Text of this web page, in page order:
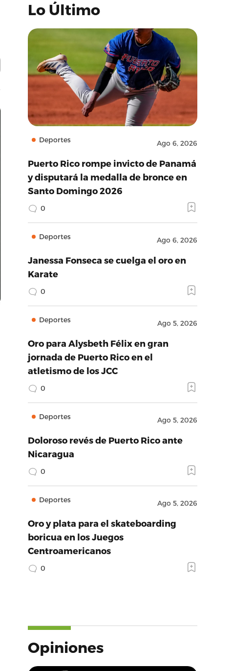
Lo Último
Deportes Ago 6, 2026
Puerto Rico rompe invicto de Panamá
y disputará la medalla de bronce en
Santo Domingo 2026
0
Deportes Ago 6, 2026
Janessa Fonseca se cuelga el oro en
Karate
0
Deportes Ago 5, 2026
Oro para Alysbeth Félix en gran
jornada de Puerto Rico en el
atletismo de los JCC
0
Deportes Ago 5, 2026
Doloroso revés de Puerto Rico ante
Nicaragua
0
Deportes Ago 5, 2026
Oro y plata para el skateboarding
boricua en los Juegos
Centroamericanos
0
Opiniones